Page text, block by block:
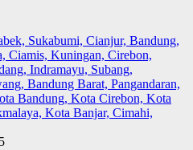
Sukabumi, Cianjur, Bandung,
Ciamis, Kuningan, Cirebon,
Indramayu, Subang,
Bandung Barat, Pangandaran,
Bandung, Kota Cirebon, Kota
Kota Banjar, Cimahi,